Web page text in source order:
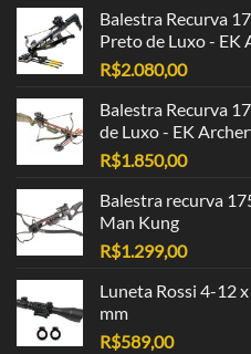
Balestra Recurva
Preto de Luxo - EK
R$2.080,00
Balestra Recurva
de Luxo - EK
R$1.850,00
Balestra recurva
Man Kung
R$1.299,00
Luneta Rossi 4-12
mm
R$589,00